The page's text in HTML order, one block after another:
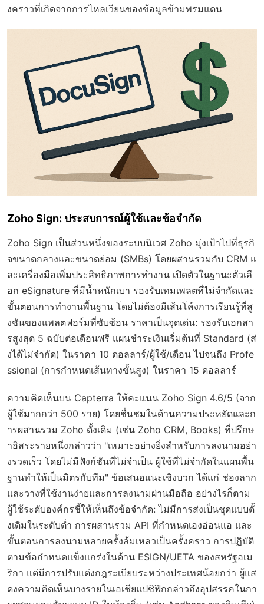
งคราวที่เกิดจากการไหลเวียนของข้อมูลข้ามพรมแดน
Zoho Sign: ประสบการณ์ผู้ใช้และข้อจำกัด
Zoho Sign เป็นส่วนหนึ่งของระบบนิเวศ Zoho มุ่งเป้าไปที่ธุรกิ
จขนาดกลางและขนาดย่อม (SMBs) โดยผสานรวมกับ CRM แ
ละเครื่องมือเพิ่มประสิทธิภาพการทำงาน เปิดตัวในฐานะตัวเลื
อก eSignature ที่มีน้ำหนักเบา รองรับเทมเพลตที่ไม่จำกัดและ
ขั้นตอนการทำงานพื้นฐาน โดยไม่ต้องมีเส้นโค้งการเรียนรู้ที่สู
งชันของแพลตฟอร์มที่ซับซ้อน ราคาเป็นจุดเด่น: รองรับเอกสา
รสูงสุด 5 ฉบับต่อเดือนฟรี แผนชำระเงินเริ่มต้นที่ Standard (ส่
งได้ไม่จำกัด) ในราคา 10 ดอลลาร์/ผู้ใช้/เดือน ไปจนถึง Profe
ssional (การกำหนดเส้นทางขั้นสูง) ในราคา 15 ดอลลาร์
ความคิดเห็นบน Capterra ให้คะแนน Zoho Sign 4.6/5 (จาก
ผู้ใช้มากกว่า 500 ราย) โดยชื่นชมในด้านความประหยัดและก
ารผสานรวม Zoho ดั้งเดิม (เช่น Zoho CRM, Books) ที่ปรึกษ
าอิสระรายหนึ่งกล่าวว่า "เหมาะอย่างยิ่งสำหรับการลงนามอย่า
งรวดเร็ว โดยไม่มีฟังก์ชันที่ไม่จำเป็น ผู้ใช้ที่ไม่จำกัดในแผนพื้น
ฐานทำให้เป็นมิตรกับทีม" ข้อเสนอแนะเชิงบวก ได้แก่ ช่องลาก
และวางที่ใช้งานง่ายและการลงนามผ่านมือถือ อย่างไรก็ตาม
ผู้ใช้ระดับองค์กรชี้ให้เห็นถึงข้อจำกัด: ไม่มีการส่งเป็นชุดแบบดั้
งเดิมในระดับต่ำ การผสานรวม API ที่กำหนดเองอ่อนแอ และ
ขั้นตอนการลงนามหลายครั้งล้มเหลวเป็นครั้งคราว การปฏิบัติ
ตามข้อกำหนดแข็งแกร่งในด้าน ESIGN/UETA ของสหรัฐอเม
ริกา แต่มีการปรับแต่งกฎระเบียบระหว่างประเทศน้อยกว่า ผู้แส
ดงความคิดเห็นบางรายในเอเชียแปซิฟิกกล่าวถึงอุปสรรคในกา